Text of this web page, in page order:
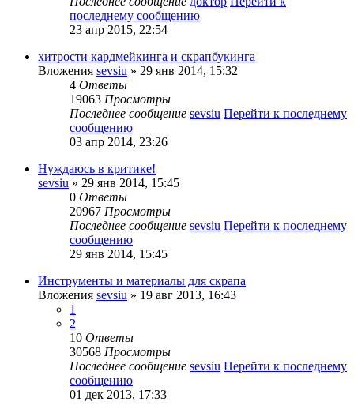
последнему сообщению
23 апр 2015, 22:54
хитрости кардмейкинга и скрапбукинга
Вложения sevsiu » 29 янв 2014, 15:32
4 Ответы
19063 Просмотры
Последнее сообщение sevsiu Перейти к последнему
сообщению
03 апр 2014, 23:26
Нуждаюсь в критике!
sevsiu » 29 янв 2014, 15:45
0 Ответы
20967 Просмотры
Последнее сообщение sevsiu Перейти к последнему
сообщению
29 янв 2014, 15:45
Инструменты и материалы для скрапа
Вложения sevsiu » 19 авг 2013, 16:43
1
2
10 Ответы
30568 Просмотры
Последнее сообщение sevsiu Перейти к последнему
сообщению
01 дек 2013, 17:33